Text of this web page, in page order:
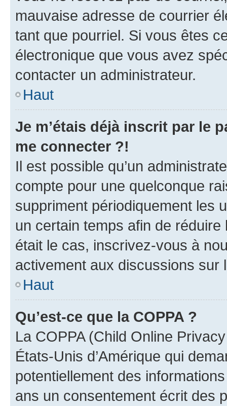
mauvaise adresse de courrier
tant que pourriel. Si vous êtes
électronique que vous avez
contacter un administrateur.
Haut
Je m’étais déjà inscrit par le
me connecter ?!
Il est possible qu’un
compte pour une quelconque
suppriment périodiquement les
un certain temps afin de
était le cas, inscrivez-vous à
activement aux discussions sur
Haut
Qu’est-ce que la COPPA ?
La COPPA (Child Online
États-Unis d’Amérique qui
potentiellement des
ans un consentement écrit des